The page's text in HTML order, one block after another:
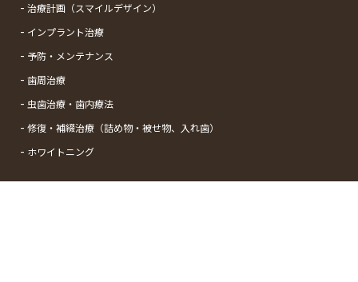
治療計画（スマイルデザイン）
インプラント治療
予防・メンテナンス
歯周治療
虫歯治療・歯内療法
修復・補綴治療（詰め物・被せ物、入れ歯）
ホワイトニング